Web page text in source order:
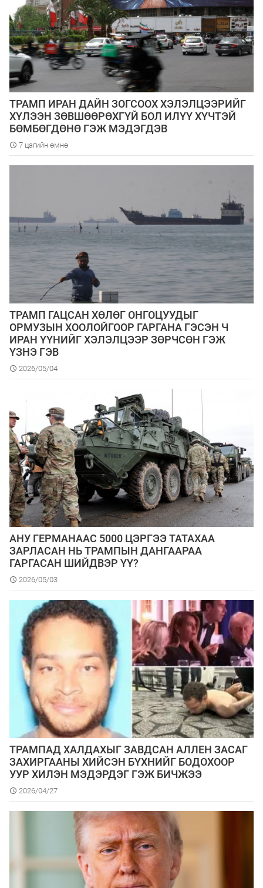
ТРАМП ИРАН ДАЙН ЗОГСООХ ХЭЛЭЛЦЭЭРИЙГ
ХҮЛЭЭН ЗӨВШӨӨРӨХГҮЙ БОЛ ИЛҮҮ ХҮЧТЭЙ
БӨМБӨГДӨНӨ ГЭЖ МЭДЭГДЭВ
7 цагийн өмнө
ТРАМП ГАЦСАН ХӨЛӨГ ОНГОЦУУДЫГ
ОРМУЗЫН ХООЛОЙГООР ГАРГАНА ГЭСЭН Ч
ИРАН ҮҮНИЙГ ХЭЛЭЛЦЭЭР ЗӨРЧСӨН ГЭЖ
ҮЗНЭ ГЭВ
2026/05/04
АНУ ГЕРМАНААС 5000 ЦЭРГЭЭ ТАТАХАА
ЗАРЛАСАН НЬ ТРАМПЫН ДАНГААРАА
ГАРГАСАН ШИЙДВЭР ҮҮ?
2026/05/03
ТРАМПАД ХАЛДАХЫГ ЗАВДСАН АЛЛЕН ЗАСАГ
ЗАХИРГААНЫ ХИЙСЭН БҮХНИЙГ БОДОХООР
УУР ХИЛЭН МЭДЭРДЭГ ГЭЖ БИЧЖЭЭ
2026/04/27